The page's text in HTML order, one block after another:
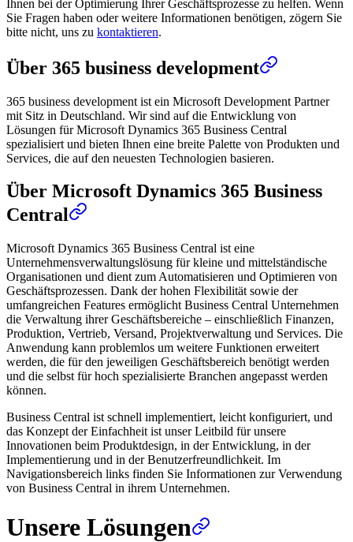
Ihnen bei der Optimierung Ihrer Geschäftsprozesse zu helfen. Wenn
Sie Fragen haben oder weitere Informationen benötigen, zögern Sie
bitte nicht, uns zu kontaktieren.
Über 365 business development
365 business development ist ein Microsoft Development Partner
mit Sitz in Deutschland. Wir sind auf die Entwicklung von
Lösungen für Microsoft Dynamics 365 Business Central
spezialisiert und bieten Ihnen eine breite Palette von Produkten und
Services, die auf den neuesten Technologien basieren.
Über Microsoft Dynamics 365 Business
Central
Microsoft Dynamics 365 Business Central ist eine
Unternehmensverwaltungslösung für kleine und mittelständische
Organisationen und dient zum Automatisieren und Optimieren von
Geschäftsprozessen. Dank der hohen Flexibilität sowie der
umfangreichen Features ermöglicht Business Central Unternehmen
die Verwaltung ihrer Geschäftsbereiche – einschließlich Finanzen,
Produktion, Vertrieb, Versand, Projektverwaltung und Services. Die
Anwendung kann problemlos um weitere Funktionen erweitert
werden, die für den jeweiligen Geschäftsbereich benötigt werden
und die selbst für hoch spezialisierte Branchen angepasst werden
können.
Business Central ist schnell implementiert, leicht konfiguriert, und
das Konzept der Einfachheit ist unser Leitbild für unsere
Innovationen beim Produktdesign, in der Entwicklung, in der
Implementierung und in der Benutzerfreundlichkeit. Im
Navigationsbereich links finden Sie Informationen zur Verwendung
von Business Central in ihrem Unternehmen.
Unsere Lösungen